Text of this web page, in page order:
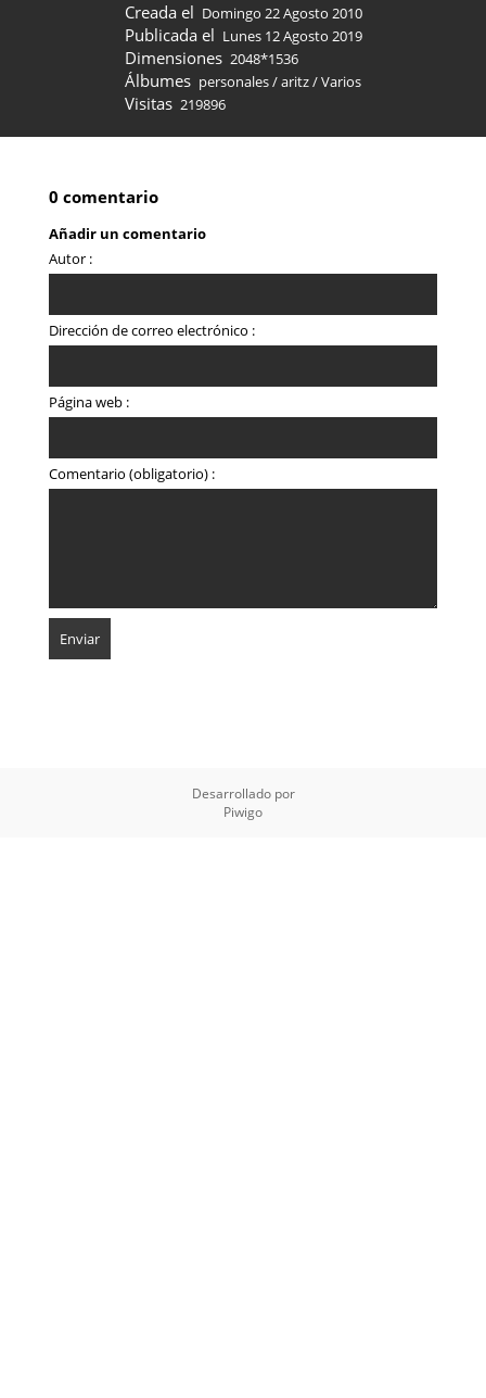
Creada el Domingo 22 Agosto 2010
Publicada el Lunes 12 Agosto 2019
Dimensiones 2048*1536
Álbumes personales/aritz/Varios
Visitas 219896
0 comentario
Añadir un comentario
Autor :
Dirección de correo electrónico :
Página web :
Comentario (obligatorio) :
Desarrollado por
Piwigo